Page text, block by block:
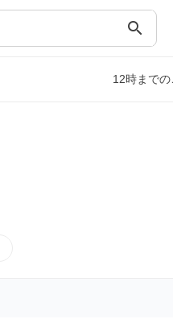
search
12時まで